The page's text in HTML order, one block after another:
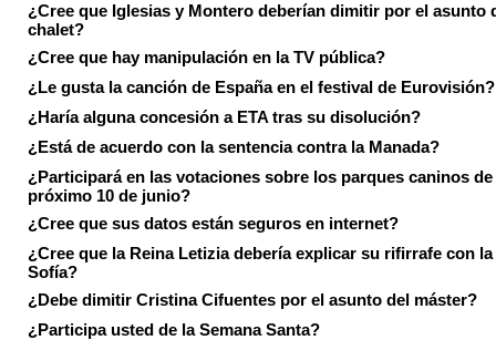
¿Cree que Iglesias y Montero deberían dimitir por el asunto
chalet?
¿Cree que hay manipulación en la TV pública?
¿Le gusta la canción de España en el festival de Eurovisión?
¿Haría alguna concesión a ETA tras su disolución?
¿Está de acuerdo con la sentencia contra la Manada?
¿Participará en las votaciones sobre los parques caninos de
próximo 10 de junio?
¿Cree que sus datos están seguros en internet?
¿Cree que la Reina Letizia debería explicar su rifirrafe con la
Sofía?
¿Debe dimitir Cristina Cifuentes por el asunto del máster?
¿Participa usted de la Semana Santa?